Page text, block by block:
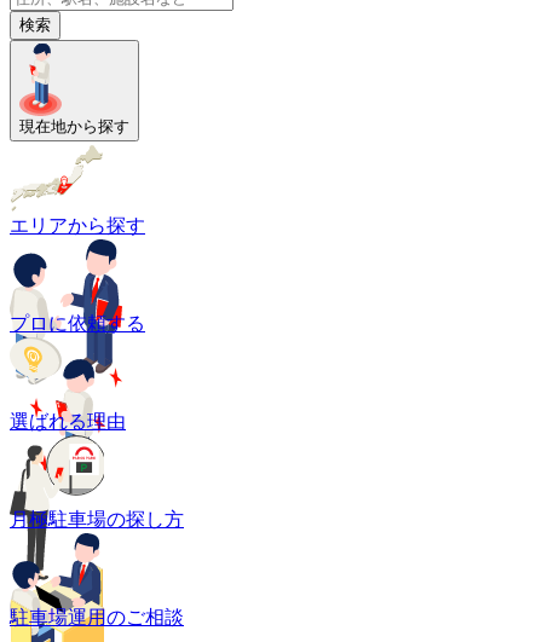
検索
現在地から探す
エリアから探す
プロに依頼する
選ばれる理由
月極駐車場の探し方
駐車場運用のご相談